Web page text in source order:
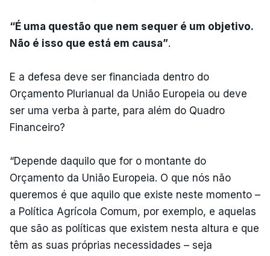
“É uma questão que nem sequer é um objetivo.
Não é isso que está em causa”.
E a defesa deve ser financiada dentro do
Orçamento Plurianual da União Europeia ou deve
ser uma verba à parte, para além do Quadro
Financeiro?
“Depende daquilo que for o montante do
Orçamento da União Europeia. O que nós não
queremos é que aquilo que existe neste momento –
a Política Agrícola Comum, por exemplo, e aquelas
que são as políticas que existem nesta altura e que
têm as suas próprias necessidades – seja